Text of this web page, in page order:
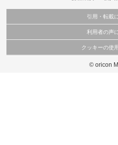
引用・転載
当サイトで公開されている情報（文字、写真
これらの情報を権利者の許可なく無断転載・
利用者の声
当サイトに掲載している内容はすべてサービ
弊社の見解・ 意見ではないことをご理解いた
クッキーの使
このサイトでは Cookie を使用して、ユーザー
© oricon